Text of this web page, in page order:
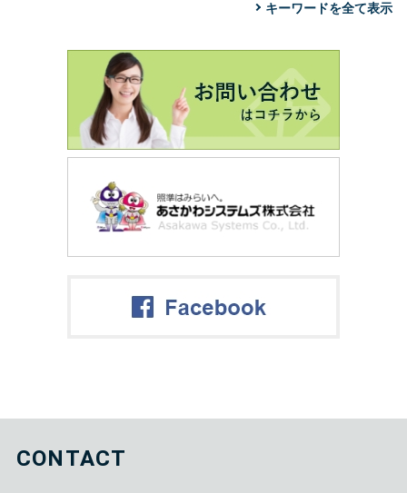
キーワードを全て表示
CONTACT